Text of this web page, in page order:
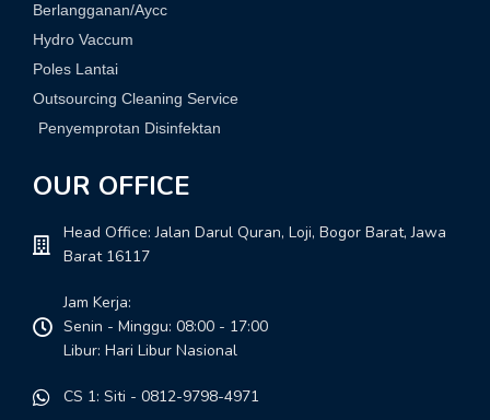
Berlangganan/Aycc
Hydro Vaccum
Poles Lantai
Outsourcing Cleaning Service
Penyemprotan Disinfektan
OUR OFFICE
Head Office: Jalan Darul Quran, Loji, Bogor Barat, Jawa
Barat 16117
Jam Kerja:
Senin - Minggu: 08:00 - 17:00
Libur: Hari Libur Nasional
CS 1: Siti - 0812-9798-4971